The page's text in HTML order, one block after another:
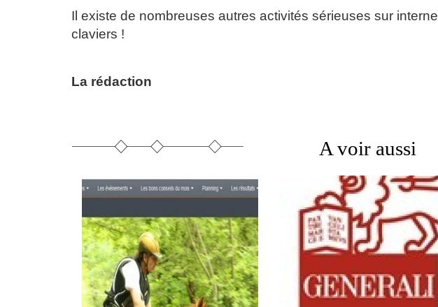
Il existe de nombreuses autres activités sérieuses sur
claviers !
La rédaction
A voir aussi